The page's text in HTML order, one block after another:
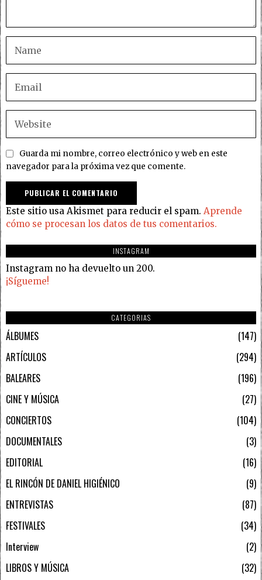
Guarda mi nombre, correo electrónico y web en este
navegador para la próxima vez que comente.
Este sitio usa Akismet para reducir el spam. Aprende
cómo se procesan los datos de tus comentarios.
INSTAGRAM
Instagram no ha devuelto un 200.
¡Sígueme!
CATEGORIAS
ÁLBUMES
147
ARTÍCULOS
294
BALEARES
196
CINE Y MÚSICA
27
CONCIERTOS
104
DOCUMENTALES
3
EDITORIAL
16
EL RINCÓN DE DANIEL HIGIÉNICO
9
ENTREVISTAS
87
FESTIVALES
34
Interview
2
LIBROS Y MÚSICA
32